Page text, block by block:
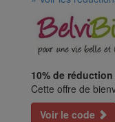
10% de
Cette offre de
Voir le code